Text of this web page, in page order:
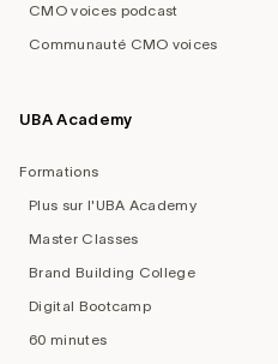
CMO voices podcast
Communauté CMO voices
UBA Academy
Formations
Plus sur l'UBA Academy
Master Classes
Brand Building College
Digital Bootcamp
60 minutes